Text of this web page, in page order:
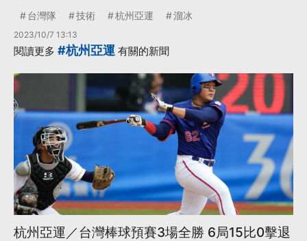
台灣隊 技術 杭州亞運 溜冰
2023/10/7 13:13
閱讀更多 #杭州亞運 有關的新聞
杭州亞運／台灣棒球預賽3場全勝 6局15比0擊退